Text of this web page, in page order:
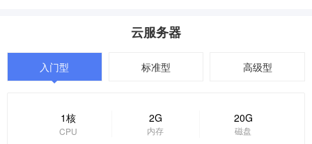
云服务器
入门型 标准型 高级型
1核
CPU
2G
内存
20G
磁盘